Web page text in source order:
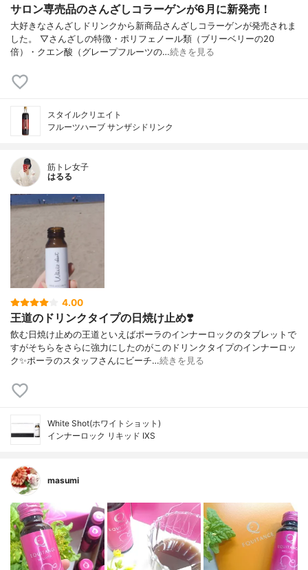
サロン専売品のさんざしコラーゲンが6月に新発売！
大好きなさんざしドリンクから新商品さんざしコラーゲンが発売されま
した。 ▽さんざしの特徴・ポリフェノール類（ブリーベリーの20
倍）・クエン酸（グレープフルーツの…続きを見る
スタイルクリエイト
フルーツハーブ サンザシドリンク
筋トレ女子
はるる
4.00
王道のドリンクタイプの日焼け止め❣️
飲む日焼け止めの王道といえばポーラのインナーロックのタブレットで
すがそちらをさらに強力にしたのがこのドリンクタイプのインナーロッ
ク✨ポーラのスタッフさんにビーチ…続きを見る
White Shot(ホワイトショット)
インナーロック リキッド IXS
masumi